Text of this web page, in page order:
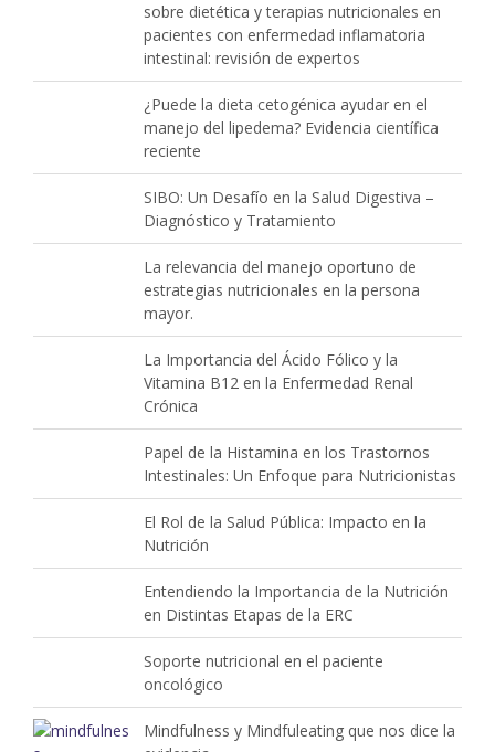
sobre dietética y terapias nutricionales en
pacientes con enfermedad inflamatoria
intestinal: revisión de expertos
¿Puede la dieta cetogénica ayudar en el
manejo del lipedema? Evidencia científica
reciente
SIBO: Un Desafío en la Salud Digestiva –
Diagnóstico y Tratamiento
La relevancia del manejo oportuno de
estrategias nutricionales en la persona
mayor.
La Importancia del Ácido Fólico y la
Vitamina B12 en la Enfermedad Renal
Crónica
Papel de la Histamina en los Trastornos
Intestinales: Un Enfoque para Nutricionistas
El Rol de la Salud Pública: Impacto en la
Nutrición
Entendiendo la Importancia de la Nutrición
en Distintas Etapas de la ERC
Soporte nutricional en el paciente
oncológico
Mindfulness y Mindfuleating que nos dice la